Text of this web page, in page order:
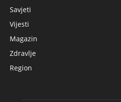
Savjeti
Vijesti
Magazin
Zdravlje
Region